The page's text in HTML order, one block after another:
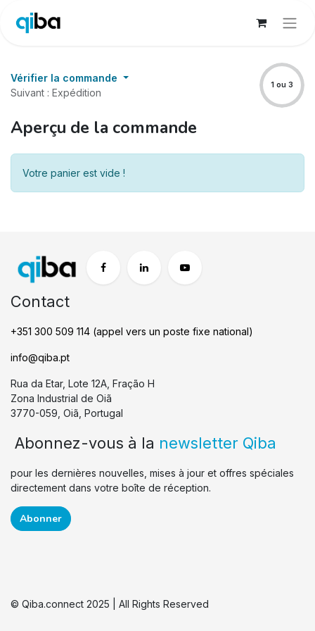
Vérifier la commande
Suivant : Expédition
1 ou 3
Aperçu de la commande
Votre panier est vide !
Contact
+351 300 509 114 (appel vers un poste fixe national)
info@qiba.pt
Rua da Etar, Lote 12A, Fração H
Zona Industrial de Oiã
3770-059, Oiã, Portugal
Abonnez-vous à la newsletter Qiba
pour les dernières nouvelles, mises à jour et offres spéciales
directement dans votre boîte de réception.
Abonner
© Qiba.connect 2025 | All Rights Reserved